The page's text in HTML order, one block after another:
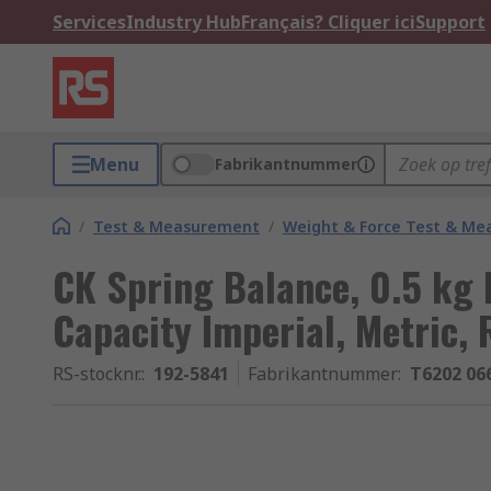
ServicesIndustry HubFrançais? Cliquer iciSupport
Menu Fabrikantnummer
/ Test & Measurement / Weight & Force Test &
CK Spring Balance, 0.5
Capacity Imperial, Metric,
RS-stocknr.: 192-5841 Fabrikantnummer: T6202